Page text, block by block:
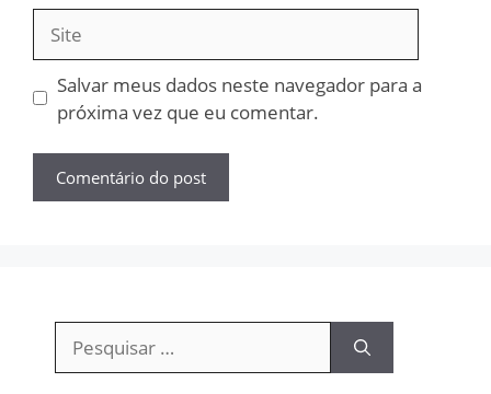
Salvar meus dados neste navegador para a
próxima vez que eu comentar.
Pesquisar
por: